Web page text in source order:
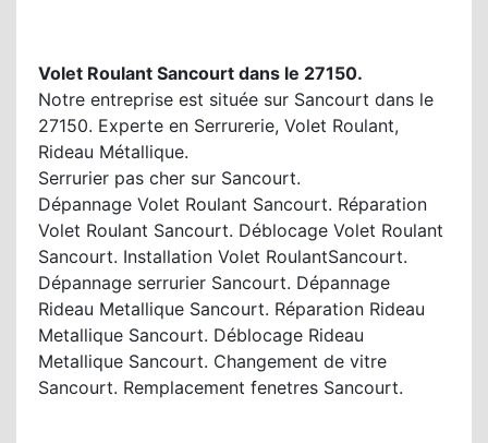
Volet Roulant Sancourt dans le 27150.
Notre entreprise est située sur Sancourt dans le
27150. Experte en Serrurerie, Volet Roulant,
Rideau Métallique.
Serrurier pas cher sur Sancourt.
Dépannage Volet Roulant Sancourt. Réparation
Volet Roulant Sancourt. Déblocage Volet Roulant
Sancourt. Installation Volet RoulantSancourt.
Dépannage serrurier Sancourt. Dépannage
Rideau Metallique Sancourt. Réparation Rideau
Metallique Sancourt. Déblocage Rideau
Metallique Sancourt. Changement de vitre
Sancourt. Remplacement fenetres Sancourt.